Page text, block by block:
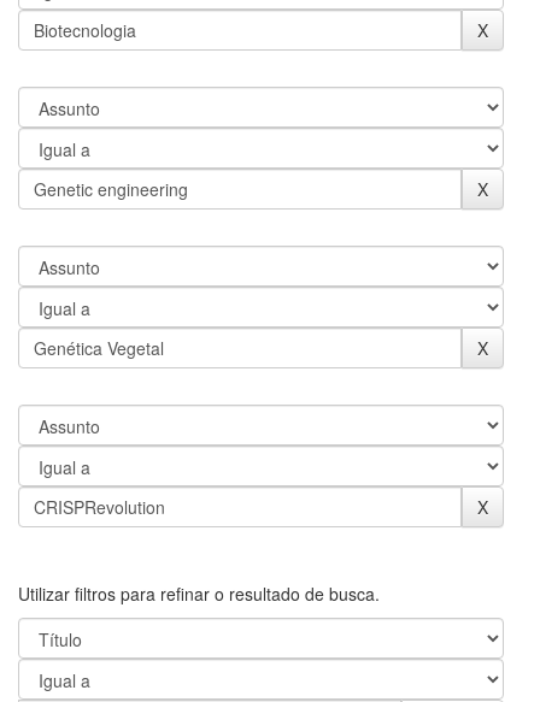
Utilizar filtros para refinar o resultado de busca.